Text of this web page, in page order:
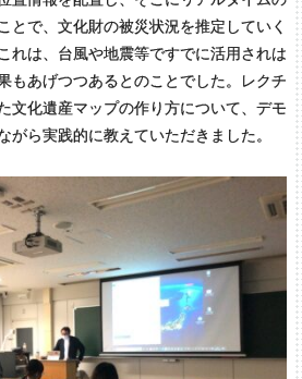
とで、文化財の被災状況を推定していく
れは、台風や地震等ですでに活用されは
もあげつつあるとのことでした。レクチ
文化遺産マップの作り方について、デモ
がら実践的に教えていただきました。